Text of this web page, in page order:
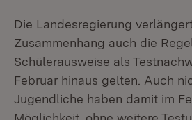
Die Landesregierung
Zusammenhang auch die
Schülerausweise als
Februar hinaus gelten. Auch
Jugendliche haben damit im